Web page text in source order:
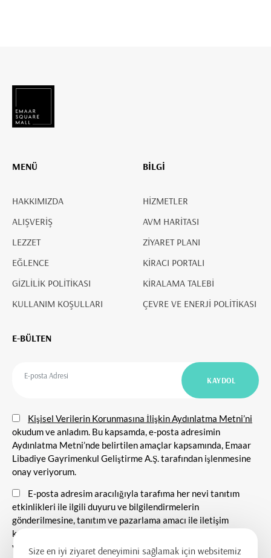
MENÜ
HAKKIMIZDA
ALIŞVERİŞ
LEZZET
EĞLENCE
GİZLİLİK POLİTİKASI
KULLANIM KOŞULLARI
BİLGİ
HİZMETLER
AVM HARİTASI
ZİYARET PLANI
KİRACI PORTALI
KİRALAMA TALEBİ
ÇEVRE VE ENERJİ POLİTİKASI
E-BÜLTEN
Kişisel Verilerin Korunmasına İlişkin Aydınlatma Metni’ni
okudum ve anladım. Bu kapsamda, e-posta adresimin
Aydınlatma Metni’nde belirtilen amaçlar kapsamında, Emaar
Libadiye Gayrimenkul Geliştirme A.Ş. tarafından işlenmesine
onay veriyorum.
E-posta adresim aracılığıyla tarafıma her nevi tanıtım
etkinlikleri ile ilgili duyuru ve bilgilendirmelerin
gönderilmesine, tanıtım ve pazarlama amacı ile iletişim
kurulmasına ve ticari elektronik ileti gönderilmesine onay
veriyorum.
Size en iyi ziyaret deneyimini sağlamak için websitemiz